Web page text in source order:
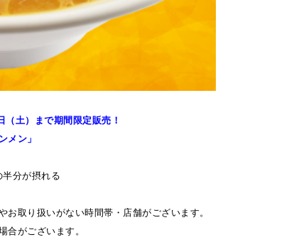
（土 ）
まで期間限定販売！
メン」
分が摂れる
取り扱いがない時間帯・店舗がございます。
合がございます。